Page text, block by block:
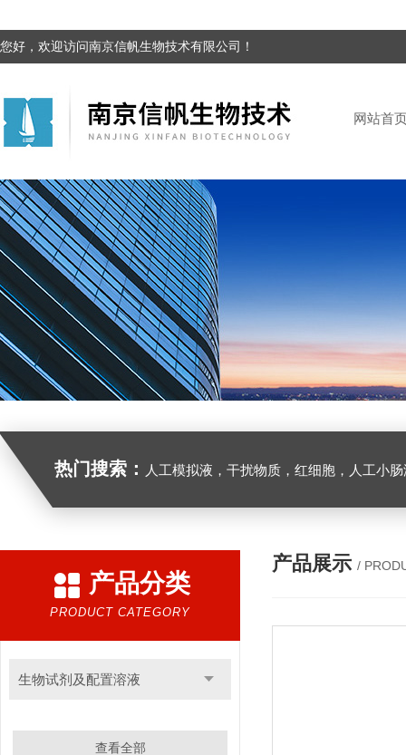
您好，欢迎访问南京信帆生物技术有限公司！
网站首
热门搜索： 人工模拟液，干扰物质，红细胞，人工小
产品分类
PRODUCT CATEGORY
生物试剂及配置溶液
查看全部
产品展示 /